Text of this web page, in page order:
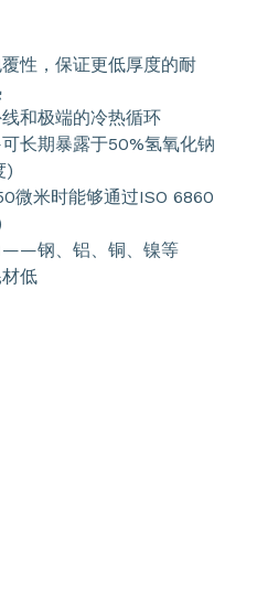
性，保证更低厚度的耐
和极端的冷热循环
长期暴露于50%氢氧化钠
)
米时能够通过ISO 6860
——钢、铝、铜、镍等
低